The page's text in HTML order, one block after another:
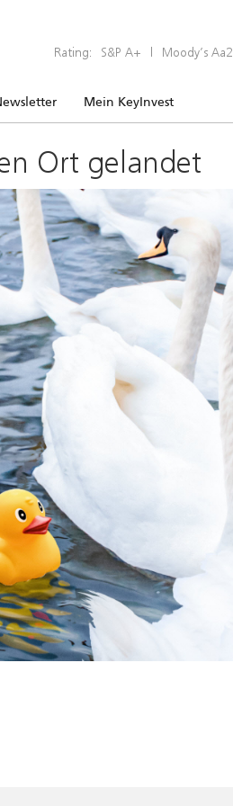
Rating: S&P A+ | Moody’s Aa2
Mein KeyInvest
Ort gelandet